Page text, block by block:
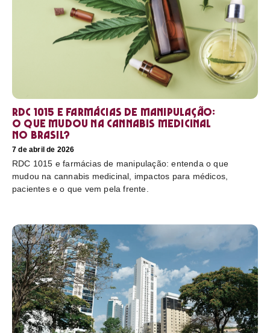
RDC 1015 e farmácias de manipulação:
o que mudou na cannabis medicinal
no Brasil?
7 de abril de 2026
RDC 1015 e farmácias de manipulação: entenda o que
mudou na cannabis medicinal, impactos para médicos,
pacientes e o que vem pela frente.